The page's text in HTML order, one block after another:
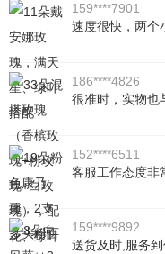
159****7901
速度很快，两个
186****4826
很准时，实物也
152****6511
客服工作态度非
159****9892
送货及时,服务